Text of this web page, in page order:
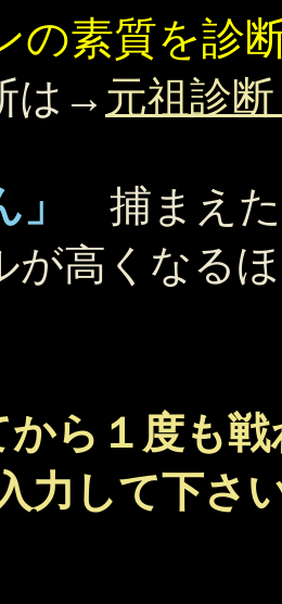
の素質を診
は→ 元祖診
捕まえた
が高くなる
ら１度も
力して下さ